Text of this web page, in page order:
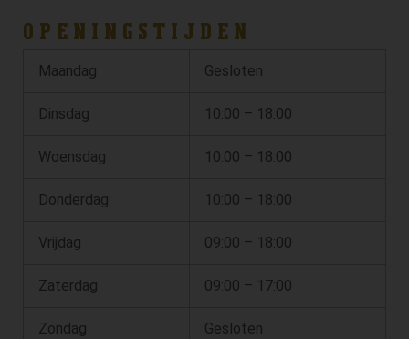
OPENINGSTIJDEN
Maandag Gesloten
Dinsdag 10:00 – 18:00
Woensdag 10:00 – 18:00
Donderdag 10:00 – 18:00
Vrijdag 09:00 – 18:00
Zaterdag 09:00 – 17:00
Zondag Gesloten